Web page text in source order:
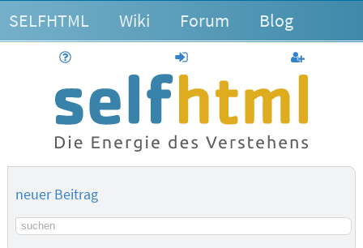
SELFHTML Wiki Forum Blog
anmelden
neuer Beitrag
Suchbegriff